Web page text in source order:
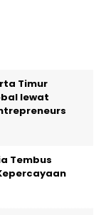
Timur
lewat
Tembus